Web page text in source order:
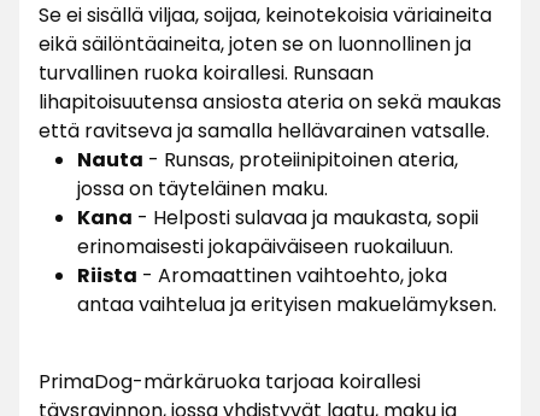
Se ei sisällä viljaa, soijaa, keinotekoisia väriaineita
eikä säilöntäaineita, joten se on luonnollinen ja
turvallinen ruoka koirallesi. Runsaan
lihapitoisuutensa ansiosta ateria on sekä maukas
että ravitseva ja samalla hellävarainen vatsalle.
Nauta - Runsas, proteiinipitoinen ateria,
jossa on täyteläinen maku.
Kana - Helposti sulavaa ja maukasta, sopii
erinomaisesti jokapäiväiseen ruokailuun.
Riista - Aromaattinen vaihtoehto, joka
antaa vaihtelua ja erityisen makuelämyksen.
PrimaDog-märkäruoka tarjoaa koirallesi